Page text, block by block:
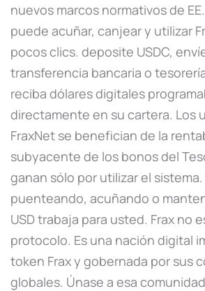
nuevos marcos normativos de
puede acuñar, canjear y utilizar
pocos clics. deposite USDC,
transferencia bancaria o
reciba dólares digitales
directamente en su cartera. Los
FraxNet se benefician de la
subyacente de los bonos del
ganan sólo por utilizar el
puenteando, acuñando o
USD trabaja para usted. Frax no
protocolo. Es una nación digital
token Frax y gobernada por sus
globales. Únase a esa